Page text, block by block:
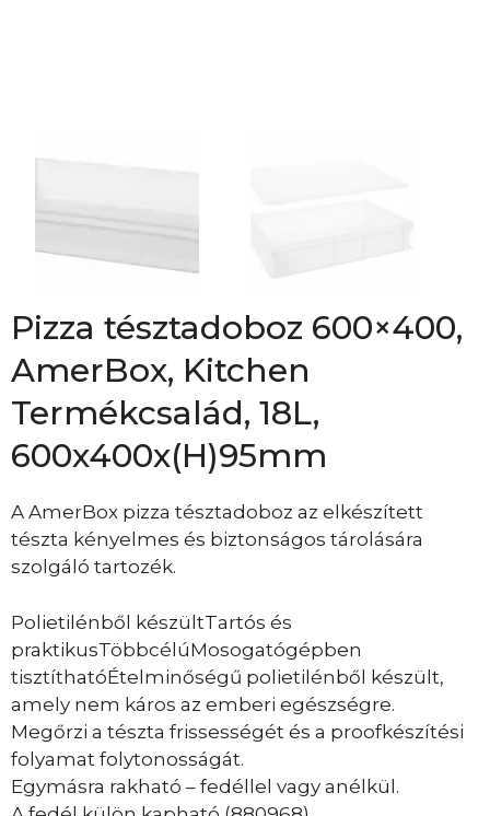
Pizza tésztadoboz 600×400,
AmerBox, Kitchen
Termékcsalád, 18L,
600x400x(H)95mm
A AmerBox pizza tésztadoboz az elkészített
tészta kényelmes és biztonságos tárolására
szolgáló tartozék.
Polietilénből készültTartós és
praktikusTöbbcélúMosogatógépben
tisztíthatóÉtelminőségű polietilénből készült,
amely nem káros az emberi egészségre.
Megőrzi a tészta frissességét és a proofkészítési
folyamat folytonosságát.
Egymásra rakható – fedéllel vagy anélkül.